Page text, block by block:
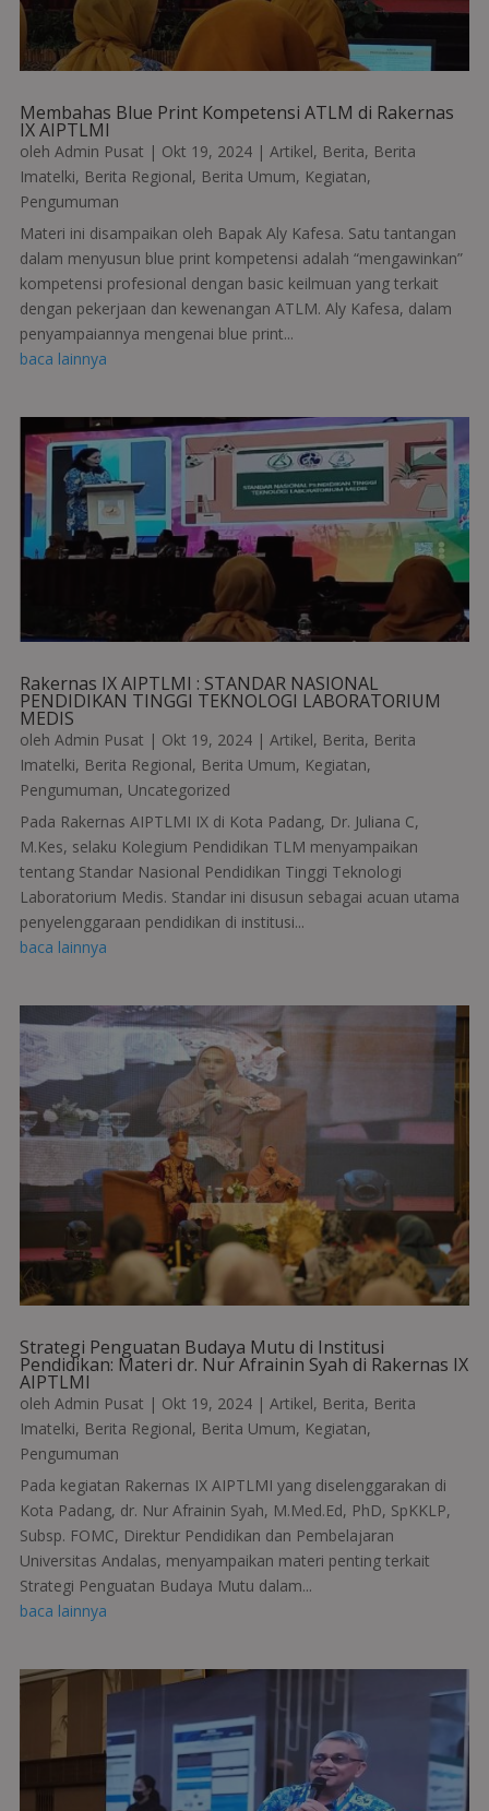
Membahas Blue Print Kompetensi ATLM di Rakernas
IX AIPTLMI
oleh Admin Pusat | Okt 19, 2024| Artikel, Berita, Berita
Imatelki, Berita Regional, Berita Umum, Kegiatan,
Pengumuman
Materi ini disampaikan oleh Bapak Aly Kafesa. Satu tantangan
dalam menyusun blue print kompetensi adalah “mengawinkan”
kompetensi profesional dengan basic keilmuan yang terkait
dengan pekerjaan dan kewenangan ATLM. Aly Kafesa, dalam
penyampaiannya mengenai blue print...
baca lainnya
Rakernas IX AIPTLMI : STANDAR NASIONAL
PENDIDIKAN TINGGI TEKNOLOGI LABORATORIUM
MEDIS
oleh Admin Pusat | Okt 19, 2024| Artikel, Berita, Berita
Imatelki, Berita Regional, Berita Umum, Kegiatan,
Pengumuman, Uncategorized
Pada Rakernas AIPTLMI IX di Kota Padang, Dr. Juliana C,
M.Kes, selaku Kolegium Pendidikan TLM menyampaikan
tentang Standar Nasional Pendidikan Tinggi Teknologi
Laboratorium Medis. Standar ini disusun sebagai acuan utama
penyelenggaraan pendidikan di institusi...
baca lainnya
Strategi Penguatan Budaya Mutu di Institusi
Pendidikan: Materi dr. Nur Afrainin Syah di Rakernas IX
AIPTLMI
oleh Admin Pusat | Okt 19, 2024| Artikel, Berita, Berita
Imatelki, Berita Regional, Berita Umum, Kegiatan,
Pengumuman
Pada kegiatan Rakernas IX AIPTLMI yang diselenggarakan di
Kota Padang, dr. Nur Afrainin Syah, M.Med.Ed, PhD, SpKKLP,
Subsp. FOMC, Direktur Pendidikan dan Pembelajaran
Universitas Andalas, menyampaikan materi penting terkait
Strategi Penguatan Budaya Mutu dalam...
baca lainnya